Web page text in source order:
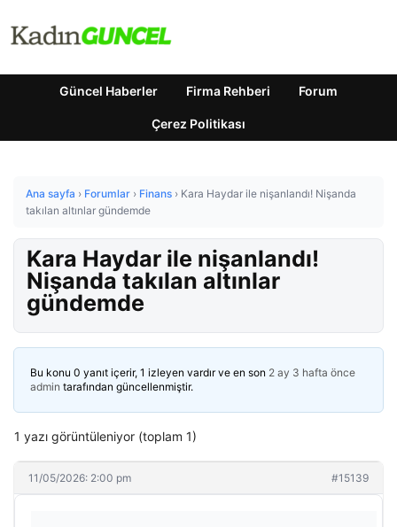
Güncel Haberler Firma Rehberi Forum
Çerez Politikası
Ana sayfa › Forumlar › Finans › Kara Haydar ile nişanlandı! Nişanda
takılan altınlar gündemde
Kara Haydar ile nişanlandı!
Nişanda takılan altınlar
gündemde
Bu konu 0 yanıt içerir, 1 izleyen vardır ve en son 2 ay 3 hafta önce
admin tarafından güncellenmiştir.
1 yazı görüntüleniyor (toplam 1)
11/05/2026: 2:00 pm #15139